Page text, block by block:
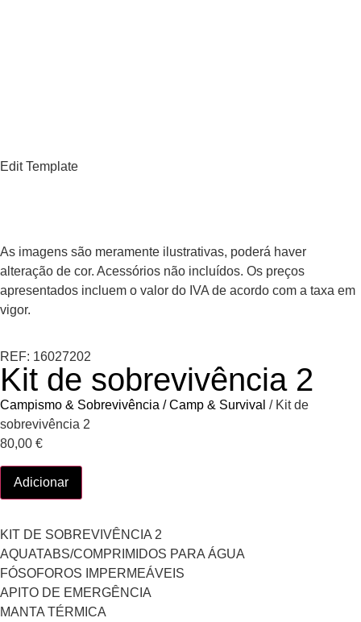
Edit Template
As imagens são meramente ilustrativas, poderá haver
alteração de cor. Acessórios não incluídos. Os preços
apresentados incluem o valor do IVA de acordo com a taxa em
vigor.
REF: 16027202
Kit de sobrevivência 2
Campismo & Sobrevivência / Camp & Survival / Kit de
sobrevivência 2
80,00 €
Adicionar
KIT DE SOBREVIVÊNCIA 2
AQUATABS/COMPRIMIDOS PARA ÁGUA
FÓSOFOROS IMPERMEÁVEIS
APITO DE EMERGÊNCIA
MANTA TÉRMICA